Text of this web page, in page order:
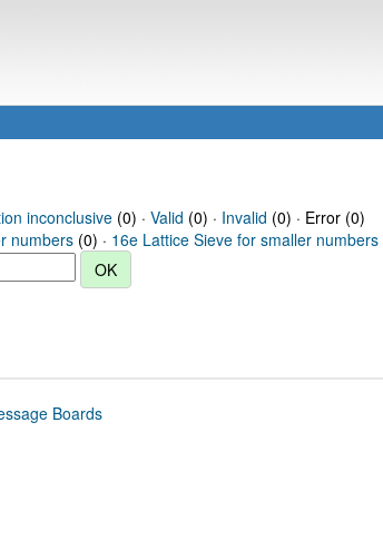
inconclusive(0) · Valid (0) · Invalid (0) · Error (0)
numbers (0) · 16e Lattice Sieve for smaller numbers
Boards